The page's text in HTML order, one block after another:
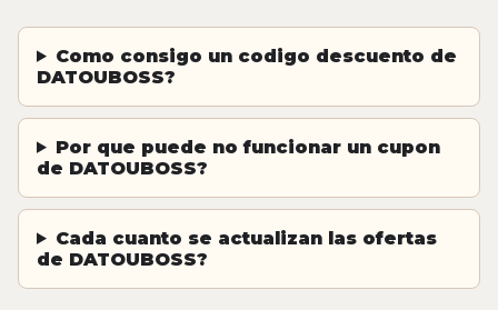
Como consigo un codigo descuento de
DATOUBOSS?
Por que puede no funcionar un cupon
de DATOUBOSS?
Cada cuanto se actualizan las ofertas
de DATOUBOSS?